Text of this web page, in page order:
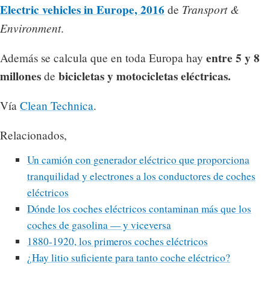
Electric vehicles in Europe, 2016 de Transport &
Environment.
Además se calcula que en toda Europa hay entre 5 y 8
millones de bicicletas y motocicletas eléctricas.
Vía Clean Technica.
Relacionados,
Un camión con generador eléctrico que proporciona
tranquilidad y electrones a los conductores de coches
eléctricos
Dónde los coches eléctricos contaminan más que los
coches de gasolina — y viceversa
1880-1920, los primeros coches eléctricos
¿Hay litio suficiente para tanto coche eléctrico?